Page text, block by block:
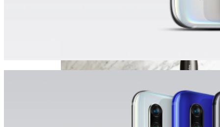
Ученые Назвали Новую Смертельную
Угрозу Для Человечества
Неудаление Запрещённых Материалов